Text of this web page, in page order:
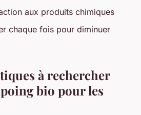
aux produits chimiques
chaque fois pour diminuer
à rechercher
bio pour les